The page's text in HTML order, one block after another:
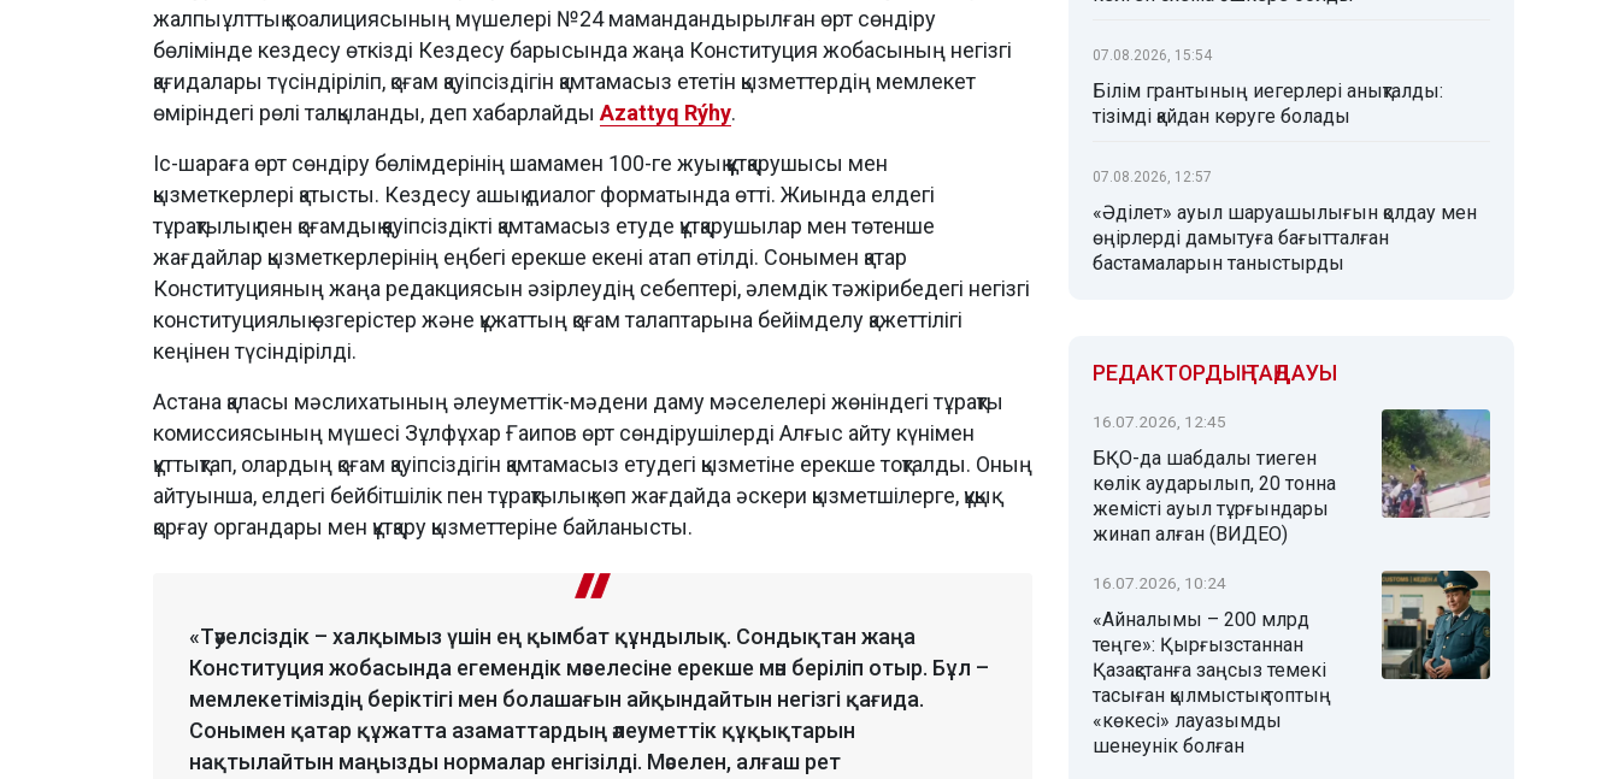
жалпыұлттық коалициясының мүшелері №24 мамандандырылған өрт сөндіру
бөлімінде кездесу өткізді Кездесу барысында жаңа Конституция жобасының негізгі
қағидалары түсіндіріліп, қоғам қауіпсіздігін қамтамасыз ететін қызметтердің мемлекет
өміріндегі рөлі талқыланды, деп хабарлайды Azattyq Rýhy.
Іс-шараға өрт сөндіру бөлімдерінің шамамен 100-ге жуық құтқарушысы мен
қызметкерлері қатысты. Кездесу ашық диалог форматында өтті. Жиында елдегі
тұрақтылық пен қоғамдық қауіпсіздікті қамтамасыз етуде құтқарушылар мен төтенше
жағдайлар қызметкерлерінің еңбегі ерекше екені атап өтілді. Сонымен қатар
Конституцияның жаңа редакциясын әзірлеудің себептері, әлемдік тәжірибедегі негізгі
конституциялық өзгерістер және құжаттың қоғам талаптарына бейімделу қажеттілігі
кеңінен түсіндірілді.
Астана қаласы мәслихатының әлеуметтік-мәдени даму мәселелері жөніндегі тұрақты
комиссиясының мүшесі Зұлфұхар Ғаипов өрт сөндірушілерді Алғыс айту күнімен
құттықтап, олардың қоғам қауіпсіздігін қамтамасыз етудегі қызметіне ерекше тоқталды. Оның
айтуынша, елдегі бейбітшілік пен тұрақтылық көп жағдайда әскери қызметшілерге, құқық
қорғау органдары мен құтқару қызметтеріне байланысты.
«Тәуелсіздік – халқымыз үшін ең қымбат құндылық. Сондықтан жаңа
Конституция жобасында егемендік мәселесіне ерекше мән беріліп отыр. Бұл –
мемлекетіміздің беріктігі мен болашағын айқындайтын негізгі қағида.
Сонымен қатар құжатта азаматтардың әлеуметтік құқықтарын
нақтылайтын маңызды нормалар енгізілді. Мәселен, алғаш рет
07.08.2026, 15:54
Білім грантының иегерлері анықталды:
тізімді қайдан көруге болады
07.08.2026, 12:57
«Әділет» ауыл шаруашылығын қолдау мен
өңірлерді дамытуға бағытталған
бастамаларын таныстырды
РЕДАКТОРДЫҢ ТАҢДАУЫ
16.07.2026, 12:45
БҚО-да шабдалы тиеген
көлік аударылып, 20 тонна
жемісті ауыл тұрғындары
жинап алған (ВИДЕО)
16.07.2026, 10:24
«Айналымы – 200 млрд
теңге»: Қырғызстаннан
Қазақстанға заңсыз темекі
тасыған қылмыстық топтың
«көкесі» лауазымды
шенеунік болған